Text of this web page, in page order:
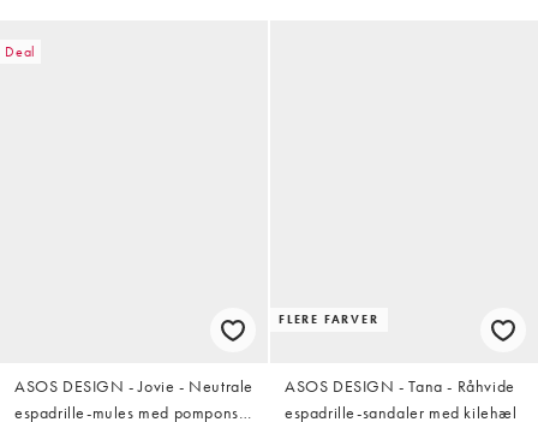
Deal
ASOS DESIGN - Jovie - Neutrale
espadrille-mules med pompons i
FLERE FARVER
ASOS DESIGN - Tana - Råhvide
espadrille-sandaler med kilehæl